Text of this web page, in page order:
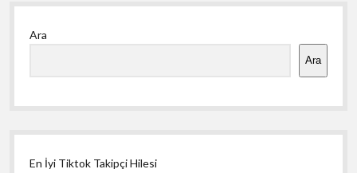
Yan
Menü
Ara
Ara
En İyi Tiktok Takipçi Hilesi